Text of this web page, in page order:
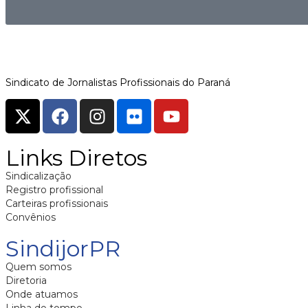
Sindicato de Jornalistas Profissionais do Paraná
Links Diretos
Sindicalização
Registro profissional
Carteiras profissionais
Convênios
SindijorPR
Quem somos
Diretoria
Onde atuamos